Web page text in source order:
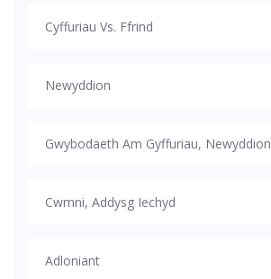
Cyffuriau Vs. Ffrind
Newyddion
Gwybodaeth Am Gyffuriau, Newyddion
Cwmni, Addysg Iechyd
Adloniant